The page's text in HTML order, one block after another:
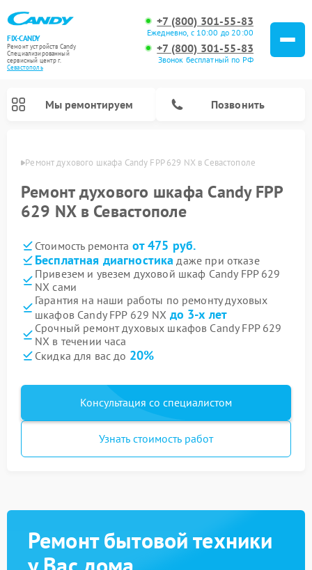
FIX-CANDY
Ремонт устройств Candy
Специализированный
cервисный центр г.
Севастополь
+7 (800) 301-55-83
Ежедневно, с 10:00 до 20:00
+7 (800) 301-55-83
Звонок бесплатный по РФ
Мы ремонтируем Позвонить
Ремонт духового шкафа Candy FPP 629 NX в Севастополе
Ремонт духового шкафа Candy FPP
629 NX в Севастополе
Стоимость ремонта от 475 руб.
Бесплатная диагностика даже при отказе
Привезем и увезем духовой шкаф Candy FPP 629
NX сами
Гарантия на наши работы по ремонту духовых
шкафов Candy FPP 629 NX до 3-х лет
Срочный ремонт духовых шкафов Candy FPP 629
NX в течении часа
Скидка для вас до 20%
Консультация со специалистом
Узнать стоимость работ
Ремонт бытовой техники